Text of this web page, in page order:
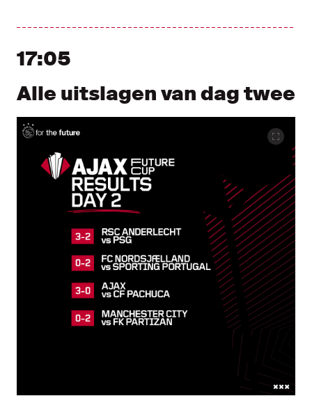
17:05
Alle uitslagen van dag twee